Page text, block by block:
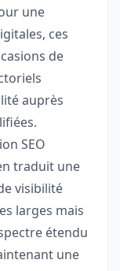
une
ces
de
auprès
SEO
traduit une
visibilité
larges mais
étendu
une